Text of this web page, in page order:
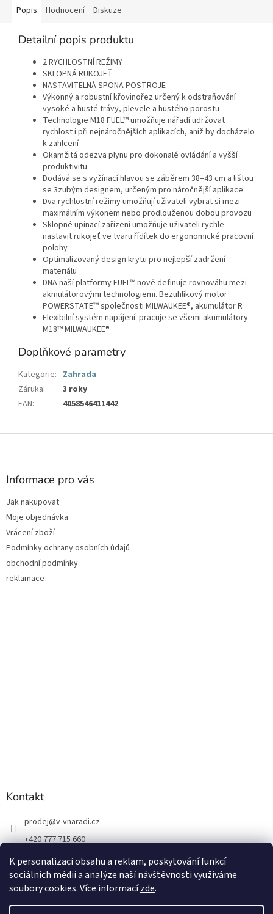
K personalizaci obsahu a reklam, poskytování funkcí
sociálních médií a analýze naší návštěvnosti využíváme
soubory cookies. Více informacízde.
Popis Hodnocení Diskuze
Detailní popis produktu
2 RYCHLOSTNÍ REŽIMY
SKLOPNÁ RUKOJEŤ
NASTAVITELNÁ SPONA POSTROJE
Výkonný a robustní křovinořez určený k odstraňování
vysoké a husté trávy, plevele a hustého porostu
Technologie M18 FUEL™ umožňuje nářadí udržovat
rychlost i při nejnáročnějších aplikacích, aniž by docházelo
k zahlcení
Okamžitá odezva plynu pro dokonalé ovládání a vyšší
produktivitu
Dodává se s vyžínací hlavou se záběrem 38–43 cm a lištou
se 3zubým designem, určeným pro náročnější aplikace
Dva rychlostní režimy umožňují uživateli vybrat si mezi
maximálním výkonem nebo prodlouženou dobou provozu
Sklopné upínací zařízení umožňuje uživateli rychle
nastavit rukojeť ve tvaru řídítek do ergonomické pracovní
polohy
Optimalizovaný design krytu pro nejlepší zadržení
materiálu
DNA naší platformy FUEL™ nově definuje rovnováhu mezi
akmulátorovými technologiemi. Bezuhlíkový motor
POWERSTATE™ společnosti MILWAUKEE®, akumulátor R
Flexibilní systém napájení: pracuje se všemi akumulátory
M18™ MILWAUKEE®
Doplňkové parametry
Kategorie: Zahrada
Záruka:
3 roky
EAN: 4058546411442
Z
Informace pro vás
Jak nakupovat
Moje objednávka
Vrácení zboží
Podmínky ochrany osobních údajů
obchodní podmínky
reklamace
Kontakt
prodej@v-vnaradi.cz
+420 777 715 660